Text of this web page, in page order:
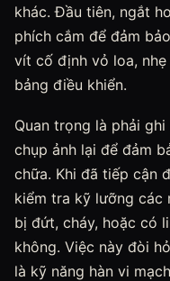
khác. Đầu tiên, ngắt
phích cắm để đảm
vít cố định vỏ loa,
bảng điều khiển.
Quan trọng là phải
chụp ảnh lại để đảm
chữa. Khi đã tiếp cận
kiểm tra kỹ lưỡng các
bị đứt, cháy, hoặc có
không. Việc này đòi
là kỹ năng hàn vi